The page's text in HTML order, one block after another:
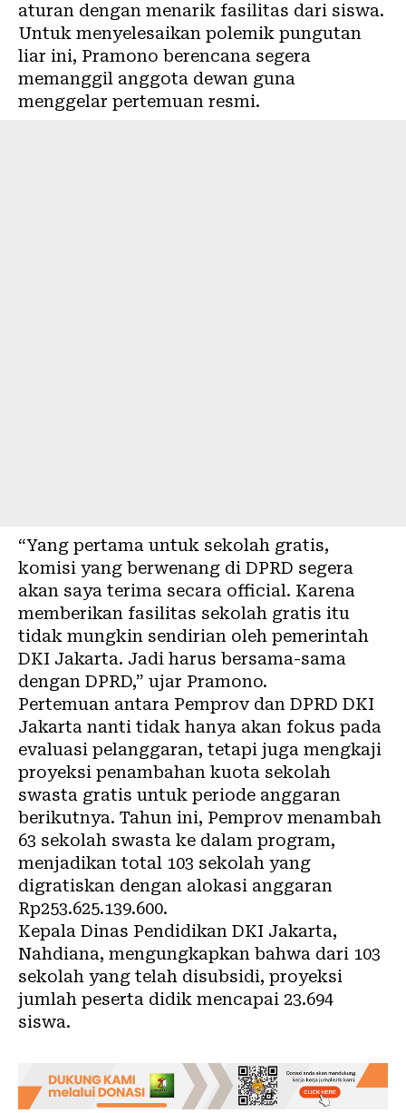
aturan dengan menarik fasilitas dari siswa.
Untuk menyelesaikan polemik pungutan
liar ini, Pramono berencana segera
memanggil anggota dewan guna
menggelar pertemuan resmi.
“Yang pertama untuk sekolah gratis,
komisi yang berwenang di DPRD segera
akan saya terima secara official. Karena
memberikan fasilitas sekolah gratis itu
tidak mungkin sendirian oleh pemerintah
DKI Jakarta. Jadi harus bersama-sama
dengan DPRD,” ujar Pramono.
Pertemuan antara Pemprov dan DPRD DKI
Jakarta nanti tidak hanya akan fokus pada
evaluasi pelanggaran, tetapi juga mengkaji
proyeksi penambahan kuota sekolah
swasta gratis untuk periode anggaran
berikutnya. Tahun ini, Pemprov menambah
63 sekolah swasta ke dalam program,
menjadikan total 103 sekolah yang
digratiskan dengan alokasi anggaran
Rp253.625.139.600.
Kepala Dinas Pendidikan DKI Jakarta,
Nahdiana, mengungkapkan bahwa dari 103
sekolah yang telah disubsidi, proyeksi
jumlah peserta didik mencapai 23.694
siswa.